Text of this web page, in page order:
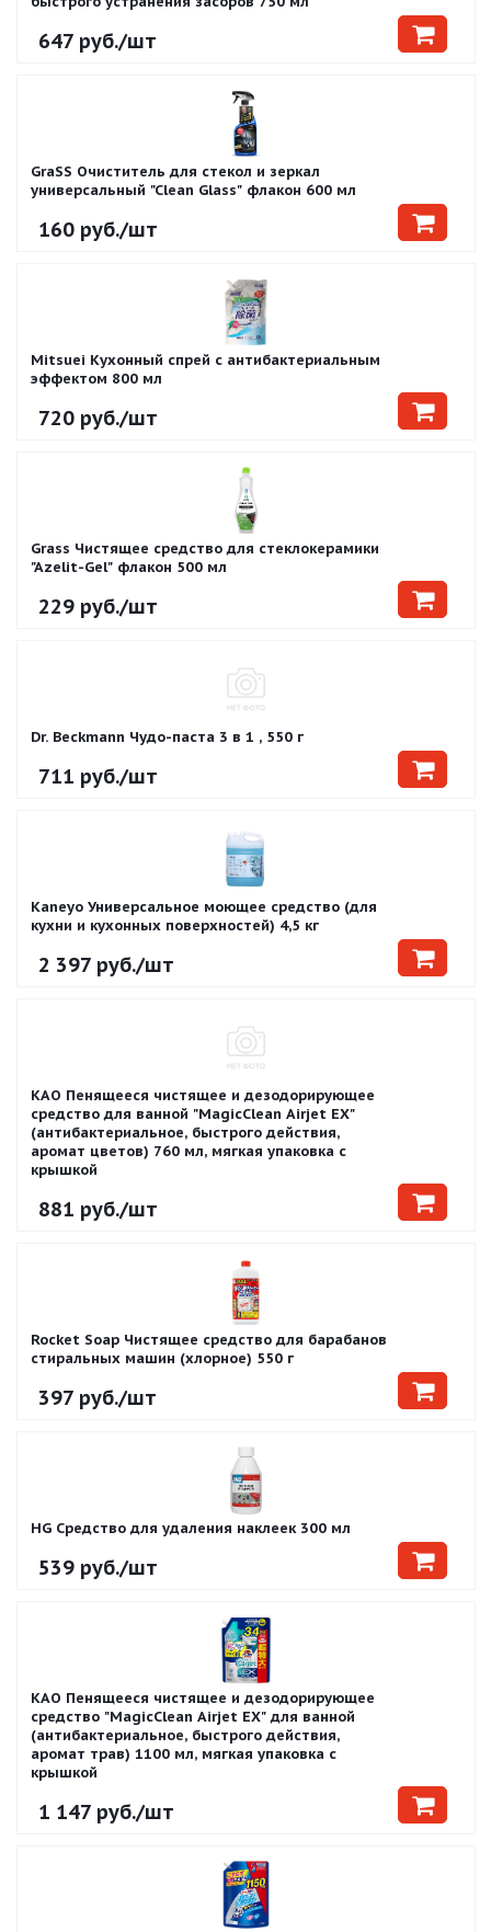
647 руб./шт
GraSS Очиститель для стекол и зеркал
универсальный "Clean Glass" флакон 600 мл
160 руб./шт
Mitsuei Кухонный спрей с антибактериальным
эффектом 800 мл
720 руб./шт
Grass Чистящее средство для стеклокерамики
"Azelit-Gel" флакон 500 мл
229 руб./шт
Dr. Beckmann Чудо-паста 3 в 1 , 550 г
711 руб./шт
Kaneyo Универсальное моющее средство (для
кухни и кухонных поверхностей) 4,5 кг
2 397 руб./шт
KAO Пенящееся чистящее и дезодорирующее
средство для ванной "MagicClean Airjet EX"
(антибактериальное, быстрого действия,
аромат цветов) 760 мл, мягкая упаковка с
крышкой
881 руб./шт
Rocket Soap Чистящее средство для барабанов
стиральных машин (хлорное) 550 г
397 руб./шт
HG Средство для удаления наклеек 300 мл
539 руб./шт
KAO Пенящееся чистящее и дезодорирующее
средство "MagicClean Airjet EX" для ванной
(антибактериальное, быстрого действия,
аромат трав) 1100 мл, мягкая упаковка с
крышкой
1 147 руб./шт